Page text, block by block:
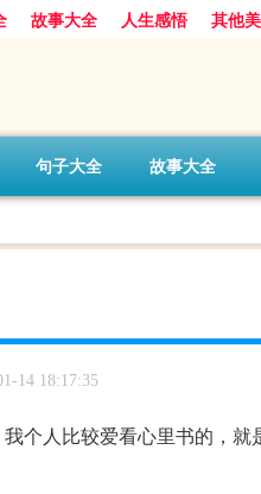
故事大全 人生感悟 其他
句子大全 故事大全
14 18:17:35
个人比较爱看心里书的，